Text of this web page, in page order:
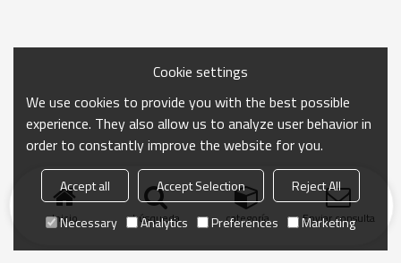
Inicio búsqueda categoría Enviar consulta
Cookie settings
We use cookies to provide you with the best possible
experience. They also allow us to analyze user behavior in
order to constantly improve the website for you.
Accept all Accept Selection
Reject All
Necessary
Analytics Preferences Marketing